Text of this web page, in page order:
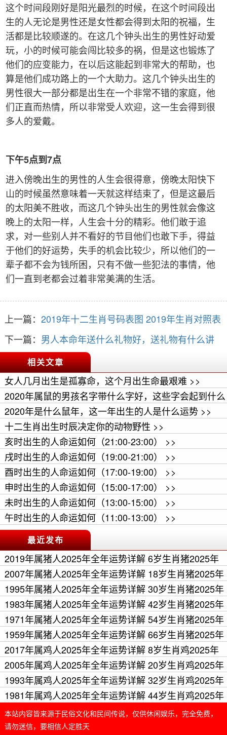
这个时间段刚好是阳光最烈的时候，在这个时间段出
生的人无论是男性还是女性都会得到太阳的祝福，生
活都是比较顺遂的。在这几个钟头出生的男性好动爱
玩，小的时候可能会闯比较多的祸，但是这也锻炼了
他们的应变能力，在以后这能起到非常大的帮助，也
算是他们成功路上的一个大助力。这几个钟头出生的
男性很大一部分都是出生在一个非常不错的家庭，他
们正直而热情，所以非常受人欢迎，这一生会得到很
多人的爱戴。
下午5点到7点
进入傍晚出生的男性的人生会很得意，傍晚太阳快下
山的时候虽然意味着一天就这样结束了，但是这最后
的太阳美不胜收，而这几个钟头出生的男性就会像这
晚上的太阳一样，人生会十分的精彩。他们敢于追
求，对一些别人并不看好的节目他们也敢下手，得益
于他们的好运势，失手的机会比较少，所以他们的一
辈子都不会为钱所困，只有不做一些犯法的事情，他
们一直到老都会过着非常美满的生活。
上一篇： 2019年十二生肖号码表图 2019年生肖对照表
下一篇： 男人本命年送什么礼物好，送礼物有什么讲
究
相关文章
女人几月出生是孤寡命，这个月出生命最艰难 >>
2020年属鼠的男孩名字带什么字好，这些字会起到什么
作用 >>
2020年是什么鼠年，这一年出生的人是什么运势 >>
十二生肖出生时辰决定你的动物野性 >>
亥时出生的人命运如何（21:00-23:00） >>
戌时出生的人命运如何（19:00-21:00） >>
酉时出生的人命运如何（17:00-19:00） >>
申时出生的人命运如何（15:00-17:00） >>
未时出生的人命运如何（13:00-15:00） >>
午时出生的人命运如何（11:00-13:00） >>
最近发布
2019年属猪人2025年全年运势详解 6岁生肖猪2025年
每月运程 >>
2007年属猪人2025年全年运势详解 18岁生肖猪2025年
每月运程 >>
1995年属猪人2025年全年运势详解 30岁生肖猪2025年
每月运程 >>
1983年属猪人2025年全年运势详解 42岁生肖猪2025年
每月运程 >>
1971年属猪人2025年全年运势详解 54岁生肖猪2025年
每月运程 >>
1959年属猪人2025年全年运势详解 66岁生肖猪2025年
每月运程 >>
2017年属鸡人2025年全年运势详解 8岁生肖鸡2025年
每月运程 >>
2005年属鸡人2025年全年运势详解 20岁生肖鸡2025年
每月运程 >>
1993年属鸡人2025年全年运势详解 32岁生肖鸡2025年
每月运程 >>
1981年属鸡人2025年全年运势详解 44岁生肖鸡2025年
每月运程 >>
本站内容皆来源于民俗文化和民间传说，仅供休闲娱乐，完全免费，
请勿迷信，要相信人定胜天